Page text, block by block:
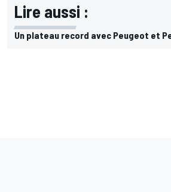
Lire aussi :
Un plateau record avec Peugeot et